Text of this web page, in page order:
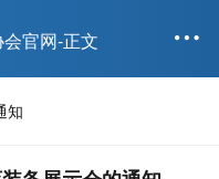
官网-正文 
知